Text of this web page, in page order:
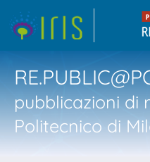
pubblicazioni di
Politecnico di